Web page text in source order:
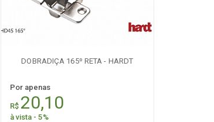
DOBRADIÇA 165º RETA - HARDT
Por apenas
R$ 20,10
à vista - 5%
Quantidade: